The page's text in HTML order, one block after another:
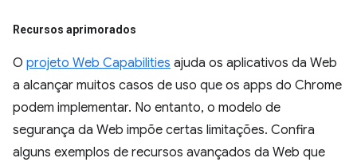
Recursos aprimorados
O projeto Web Capabilities ajuda os aplicativos da Web
a alcançar muitos casos de uso que os apps do Chrome
podem implementar. No entanto, o modelo de
segurança da Web impõe certas limitações. Confira
alguns exemplos de recursos avançados da Web que